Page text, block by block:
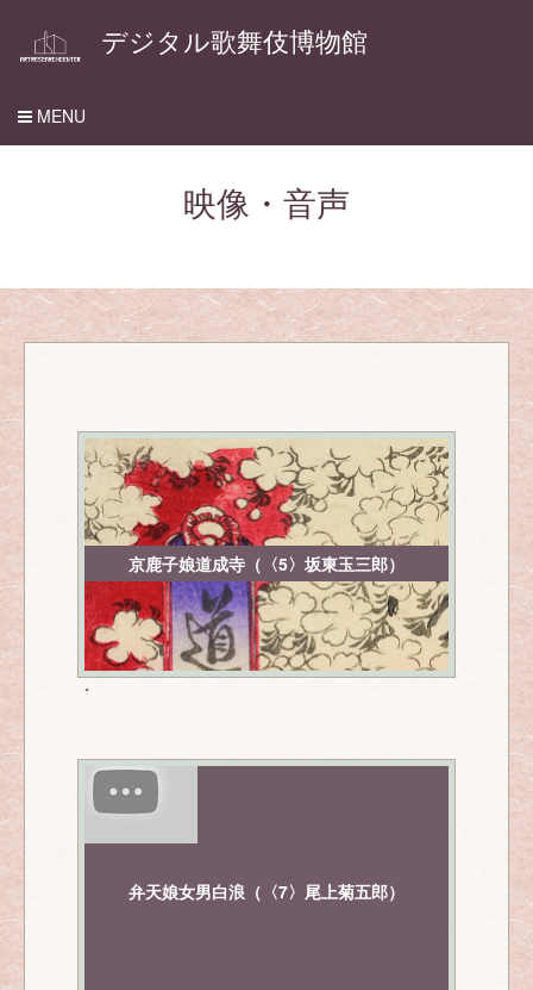
デジタル歌舞伎博物館
MENU
映像・音声
京鹿子娘道成寺（〈5〉坂東玉三郎）
・
弁天娘女男白浪（〈7〉尾上菊五郎）